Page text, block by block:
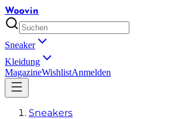
Woovin
Sneaker
Kleidung
MagazineWishlistAnmelden
Sneakers